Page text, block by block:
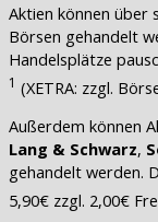
Aktien können über
Börsen gehandelt
Handelsplätze
1 (XETRA: zzgl.
Außerdem können
Lang & Schwarz,
gehandelt werden.
5,90€ zzgl. 2,00€